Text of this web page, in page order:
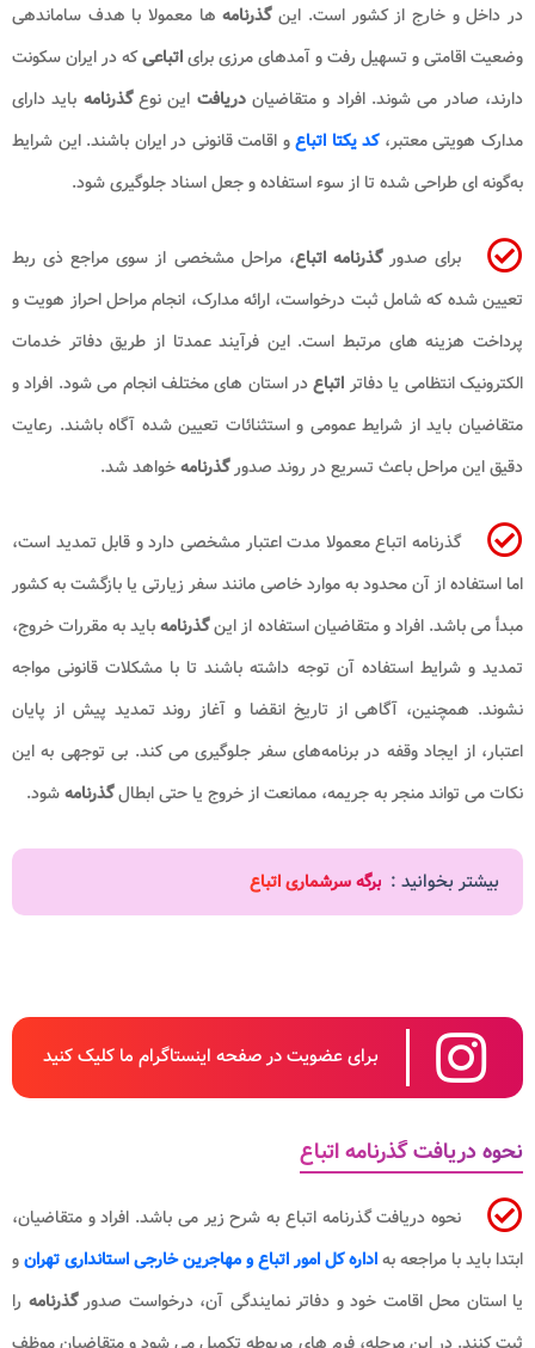
در داخل و خارج از کشور است. اینگذرنامه ها معمولا با هدف ساماندهی
وضعیت اقامتی و تسهیل رفت و آمدهای مرزی برایاتباعیکه در ایران سکونت
دارند، صادر می شوند. افراد و متقاضیاندریافت این نوعگذرنامه باید دارای
مدارک هویتی معتبر،کد یکتا اتباعو اقامت قانونی در ایران باشند. این شرایط
به‌گونه‌ ای طراحی شده تا از سوء استفاده و جعل اسناد جلوگیری شود.
برای صدورگذرنامه اتباع، مراحل مشخصی از سوی مراجع ذی ربط
تعیین شده که شامل ثبت درخواست، ارائه مدارک، انجام مراحل احراز هویت و
پرداخت هزینه های مرتبط است. این فرآیند عمدتا از طریق دفاتر خدمات
الکترونیک انتظامی یا دفاتر اتباعدر استان های مختلف انجام می شود. افراد و
متقاضیان باید از شرایط عمومی و استثنائات تعیین شده آگاه باشند. رعایت
دقیق این مراحل باعث تسریع در روند صدورگذرنامهخواهد شد.
گذرنامه اتباع معمولا مدت اعتبار مشخصی دارد و قابل تمدید است،
اما استفاده از آن محدود به موارد خاصی مانند سفر زیارتی یا بازگشت به کشور
مبدأ می باشد. افراد و متقاضیان استفاده از اینگذرنامهباید به مقررات خروج،
تمدید و شرایط استفاده آن توجه داشته باشند تا با مشکلات قانونی مواجه
نشوند. همچنین، آگاهی از تاریخ انقضا و آغاز روند تمدید پیش از پایان
اعتبار، از ایجاد وقفه در برنامه‌های سفر جلوگیری می‌ کند. بی‌ توجهی به این
نکات می‌ تواند منجر به جریمه، ممانعت از خروج یا حتی ابطالگذرنامهشود.
بیشتر بخوانید : برگه سرشماری اتباع
برای عضویت در صفحه اینستاگرام ما کلیک کنید
نحوه دریافت گذرنامه اتباع
نحوه دریافت گذرنامه اتباع به شرح زیر می باشد. افراد و متقاضیان،
ابتدا باید با مراجعه بهاداره کل امور اتباع و مهاجرین خارجی استانداری تهرانو
یا استان محل اقامت خود و دفاتر نمایندگی آن، درخواست صدورگذرنامه را